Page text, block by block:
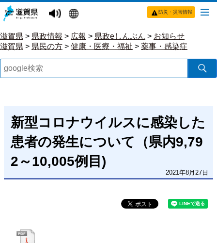
防災・災害情報
滋賀県 > 県政情報 > 広報 > 県政eしんぶん > お知らせ
滋賀県 > 県民の方 > 健康・医療・福祉 > 薬事・感染症
新型コロナウイルスに感染した
患者の発生について（県内9,79
2～10,005例目)
2021年8月27日